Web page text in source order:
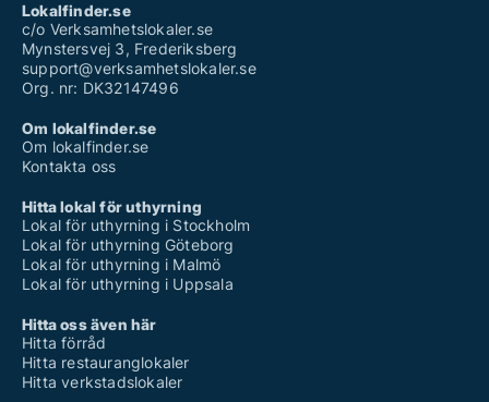
Lokalfinder.se
c/o Verksamhetslokaler.se
Mynstersvej 3, Frederiksberg
support@verksamhetslokaler.se
Org. nr: DK32147496
Om lokalfinder.se
Om lokalfinder.se
Kontakta oss
Hitta lokal för uthyrning
Lokal för uthyrning i Stockholm
Lokal för uthyrning Göteborg
Lokal för uthyrning i Malmö
Lokal för uthyrning i Uppsala
Hitta oss även här
Hitta förråd
Hitta restauranglokaler
Hitta verkstadslokaler